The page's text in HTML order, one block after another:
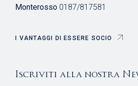
Monterosso 0187/817581
I VANTAGGI DI ESSERE SOCIO
Iscriviti alla nostra